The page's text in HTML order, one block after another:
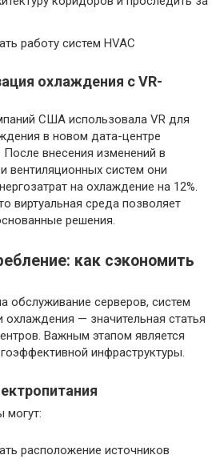
работу систем HVAC
охлаждения с VR-
США использовала VR для
в новом дата-центре
внесения изменений в
вентиляционных систем они
на охлаждение на 12%.
виртуальная среда позволяет
решения.
как сэкономить
обслуживание серверов, систем
охлаждения — значительная статья
Важным этапом является
инфраструктуры.
могут:
расположение источников